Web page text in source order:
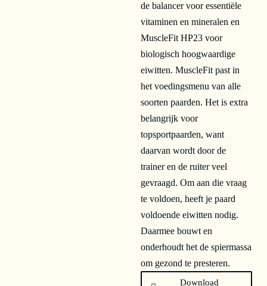
de balancer voor essentiële
vitaminen en mineralen en
MuscleFit HP23 voor
biologisch hoogwaardige
eiwitten. MuscleFit past in
het voedingsmenu van alle
soorten paarden. Het is extra
belangrijk voor
topsportpaarden, want
daarvan wordt door de
trainer en de ruiter veel
gevraagd. Om aan die vraag
te voldoen, heeft je paard
voldoende eiwitten nodig.
Daarmee bouwt en
onderhoudt het de spiermassa
om gezond te presteren.
Download